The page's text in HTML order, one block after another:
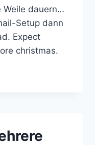
Weile dauern…
Setup dann
Expect
christmas.